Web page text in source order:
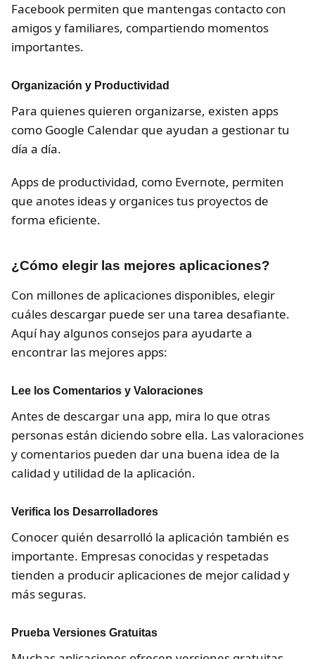
Facebook permiten que mantengas contacto con
amigos y familiares, compartiendo momentos
importantes.
Organización y Productividad
Para quienes quieren organizarse, existen apps
como Google Calendar que ayudan a gestionar tu
día a día.
Apps de productividad, como Evernote, permiten
que anotes ideas y organices tus proyectos de
forma eficiente.
¿Cómo elegir las mejores aplicaciones?
Con millones de aplicaciones disponibles, elegir
cuáles descargar puede ser una tarea desafiante.
Aquí hay algunos consejos para ayudarte a
encontrar las mejores apps:
Lee los Comentarios y Valoraciones
Antes de descargar una app, mira lo que otras
personas están diciendo sobre ella. Las valoraciones
y comentarios pueden dar una buena idea de la
calidad y utilidad de la aplicación.
Verifica los Desarrolladores
Conocer quién desarrolló la aplicación también es
importante. Empresas conocidas y respetadas
tienden a producir aplicaciones de mejor calidad y
más seguras.
Prueba Versiones Gratuitas